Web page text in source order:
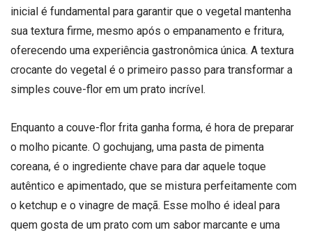
inicial é fundamental para garantir que o vegetal mantenha
sua textura firme, mesmo após o empanamento e fritura,
oferecendo uma experiência gastronômica única. A textura
crocante do vegetal é o primeiro passo para transformar a
simples couve-flor em um prato incrível.
Enquanto a couve-flor frita ganha forma, é hora de preparar
o molho picante. O gochujang, uma pasta de pimenta
coreana, é o ingrediente chave para dar aquele toque
autêntico e apimentado, que se mistura perfeitamente com
o ketchup e o vinagre de maçã. Esse molho é ideal para
quem gosta de um prato com um sabor marcante e uma